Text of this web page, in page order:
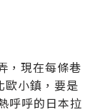
，現在每條巷
歐小鎮，要是
呼呼的日本拉